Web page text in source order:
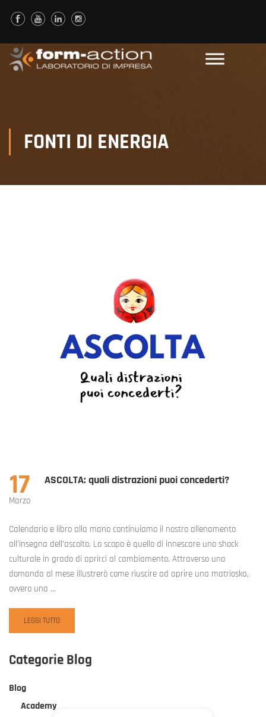
FONTI DI ENERGIA
17
Marzo
ASCOLTA: quali distrazioni puoi concederti?
Calendario e libro alla mano continuiamo il nostro allenamento
all’insegna dell’ascolto. Lo scopo è quello di innescare uno shock
culturale in grado di aprirci al cambiamento. Attraverso una
domanda al mese illustrerò come riuscire ad aprire una matrioska,
ovvero una …
READ
MORE
ASCOLTA:
QUALI
PUOI
CONCEDERTI?
LEGGI TUTTO
Categorie Blog
Blog
Academy